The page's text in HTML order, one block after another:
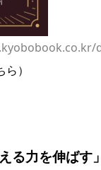
）
る力を伸ばす